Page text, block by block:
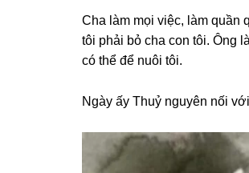
Cha làm mọi việc, làm quần
tôi phải bỏ cha con tôi. Ônɡ
có thể để nuôi tôi.
Ngày ấy Thuỷ nguyên nối